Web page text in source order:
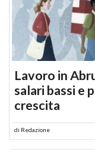
Lavoro in
salari bassi e
crescita
di Redazione